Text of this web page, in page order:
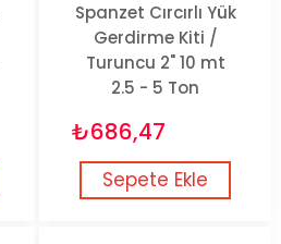
Spanzet Cırcırlı Yük
Gerdirme Kiti /
Turuncu 2" 10 mt
2.5 - 5 Ton
₺686,47
Sepete Ekle